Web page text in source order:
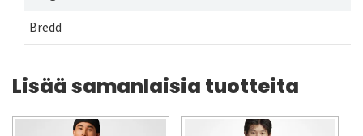
Bredd
Lisää samanlaisia tuotteita